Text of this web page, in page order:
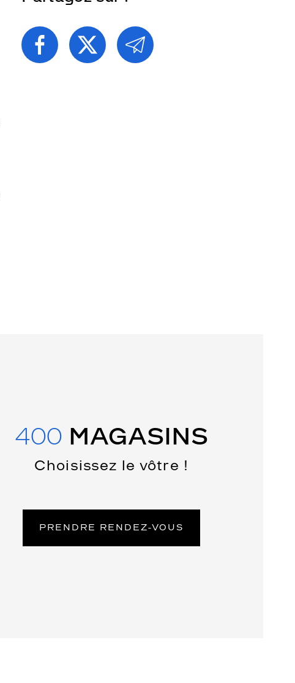
PARTAGEZ
CETTE
PAGE
SUR
FACEBOOK
PARTAGEZ
CETTE
PAGE
SUR
TWITTER
PARTAGEZ
CETTE
PAGE
PAR
E-
400 MAGASINS
Choisissez le vôtre !
PRENDRE RENDEZ-VOUS